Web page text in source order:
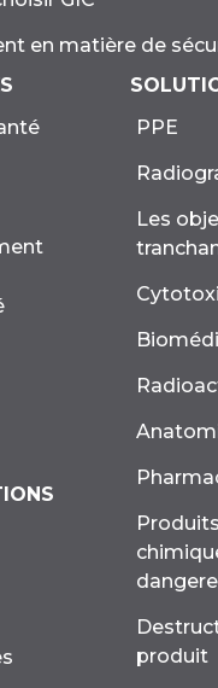
en matière de
PPE
Les
Produits
produit